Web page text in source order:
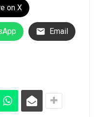
on X
Email